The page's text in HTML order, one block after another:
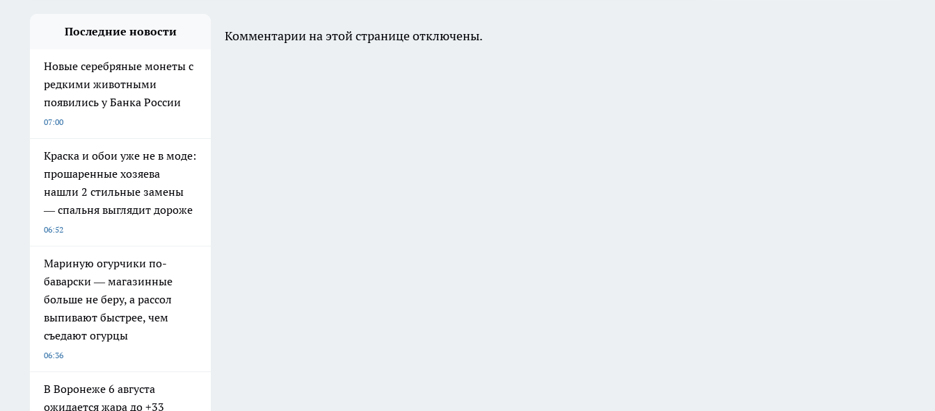
Последние новости
Новые серебряные монеты с
редкими животными
появились у Банка России
07:00
Краска и обои уже не в моде:
прошаренные хозяева
нашли 2 стильные замены
— спальня выглядит дороже
06:52
Мариную огурчики по-
баварски — магазинные
больше не беру, а рассол
выпивают быстрее, чем
съедают огурцы
06:36
В Воронеже 6 августа
ожидается жара до +33
Комментарии на этой странице отключены.